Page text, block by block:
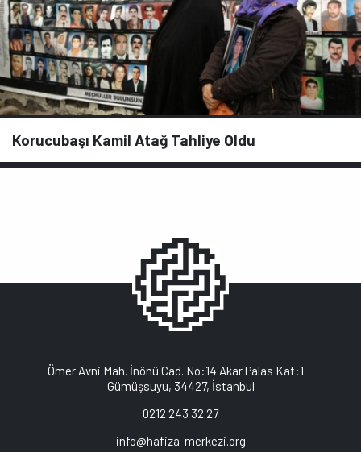
Korucubaşı Kamil Atağ Tahliye Oldu
Ömer Avni Mah. İnönü Cad. No:14 Akar Palas Kat:1
Gümüşsuyu, 34427, İstanbul
0212 243 32 27
info@hafiza-merkezi.org